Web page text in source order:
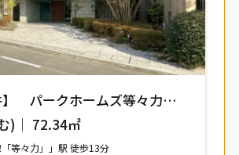
】 パークホームズ等々力レジ
ア 208号室 【世田谷区中
)｜ 72.34㎡
「等々力」」駅 徒歩13分